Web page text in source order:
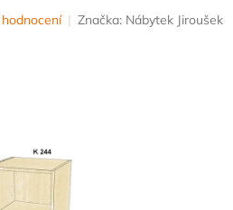
Značka: Nábytek Jiroušek